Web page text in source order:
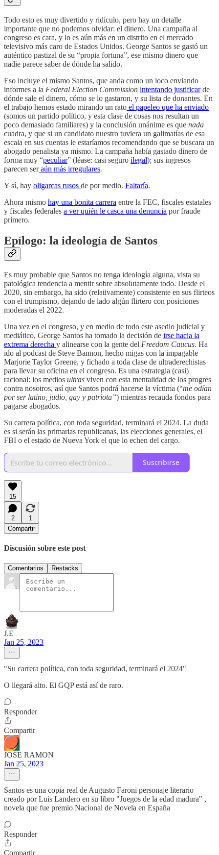
Todo esto es muy divertido y ridículo, pero hay un detalle
importante que no podemos olvidar: el dinero. Una campaña al
congreso es cara, y lo es aún más en un distrito en el mercado
televisivo más caro de Estados Unidos. George Santos se gastó un
auténtico pastizal de su “propia fortuna”, ese mismo dinero que
nadie parece saber de dónde ha salido.
Eso incluye el mismo Santos, que anda como un loco enviando
informes a la Federal Election Commission intentando justificarde
dónde sale el dinero, cómo se lo gastaron, y su lista de donantes. En
el trabajo hemos estado mirando un rato el papeleo que ha enviado
(somos un partido político, y esta clase de cosas nos resultan un
poco demasiado familiares) y la conclusión unánime es que nada
cuadra, y que si un candidato nuestro tuviera un galimatías de esa
escala en sus cuentas le estaríamos recomendando que se buscara un
abogado penalista ya mismo. La campaña había gastado dinero de
forma muy “peculiar” (léase: casi seguro ilegal); sus ingresos
parecen seraún más irregulares.
Y sí, hay oligarcas rusos de por medio. Faltaría.
Ahora mismo hay una bonita carrera entre la FEC, fiscales estatales
y fiscales federales a ver quién le casca una denuncia por fraude
primero.
Epílogo: la ideología de Santos
Es muy probable que Santos no tenga ideología alguna, vista su
patológica tendencia a mentir sobre absolutamente todo. Desde el
2020, sin embargo, ha sido (relativamente) consistente en sus flirteos
con el trumpismo, dejando de lado algún flirtero con posiciones
moderadas el 2022.
Una vez en el congreso, y en medio de todo este asedio judicial y
mediático, George Santos ha tomado la decisión de irse hacia la
extrema derecha y alinearse con la gente del Freedom Caucus. Ha
ido al podcast de Steve Bannon, hecho migas con la impagable
Marjorie Taylor Greene, y fichado a toda clase de ultraderechistas
para llevar su oficina en el congreso. Es una estrategia (casi)
racional: los medios ultras viven con esta mentalidad de los progres
contra nosotros, así que Santos podrá hacerse la víctima (“me odían
por ser latino, judio, gay y patriota”) mientras recauda fondos para
pagarse abogados.
Su carrera política, con toda seguridad, terminará el 2024. La duda
es si serán las primarias republicanas, las elecciones generales, el
FBI o el estado de Nueva York el que lo echen del cargo.
Suscribirse
15
2
1
Compartir
Discusión sobre este post
Comentarios Restacks
J.E
Jan 25, 2023
"Su carrera política, con toda seguridad, terminará el 2024"
O llegará alto. El GQP está así de raro.
Responder
Compartir
JOSE RAMON
Jan 25, 2023
Santos es una copia real de Augusto Faroni personaje literario
creado por Luis Landero en su libro "Juegos de la edad madura" ,
novela que fue premio Nacional de Novela en España
Responder
Compartir